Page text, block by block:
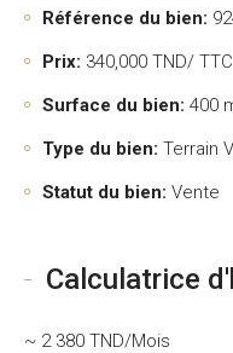
Référence du bien:
Prix: 340,000 TND/ TTC
Surface du bien: 400
Type du bien: Terrain
Statut du bien: Vente
Calculatrice
~ 2 380 TND/Mois